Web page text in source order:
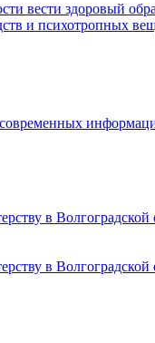
вести здоровый
и психотропных
в Волгоградской
в Волгоградской